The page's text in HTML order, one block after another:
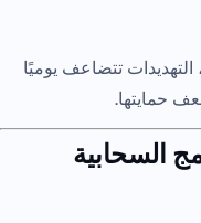
التهديدات تتضاعف يوميًا
حمايتها.
السحابية